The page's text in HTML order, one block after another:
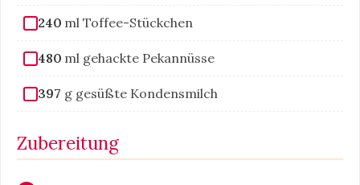
240 ml Toffee-Stückchen
480 ml gehackte Pekannüsse
397 g gesüßte Kondensmilch
Zubereitung